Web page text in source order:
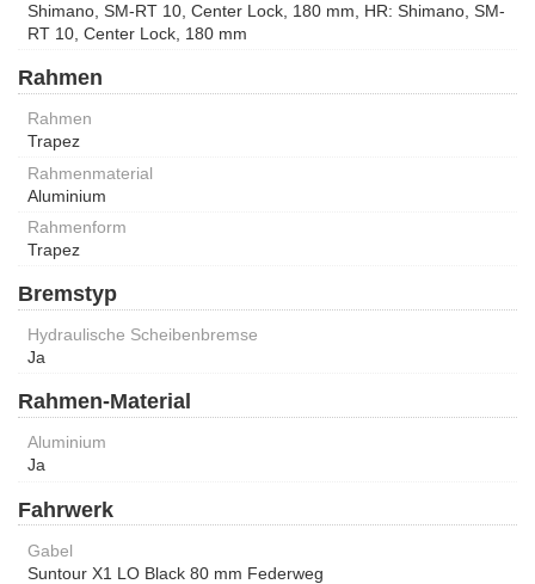
Shimano, SM-RT 10, Center Lock, 180 mm, HR: Shimano, SM-
RT 10, Center Lock, 180 mm
Rahmen
Rahmen
Trapez
Rahmenmaterial
Aluminium
Rahmenform
Trapez
Bremstyp
Hydraulische Scheibenbremse
Ja
Rahmen-Material
Aluminium
Ja
Fahrwerk
Gabel
Suntour X1 LO Black 80 mm Federweg